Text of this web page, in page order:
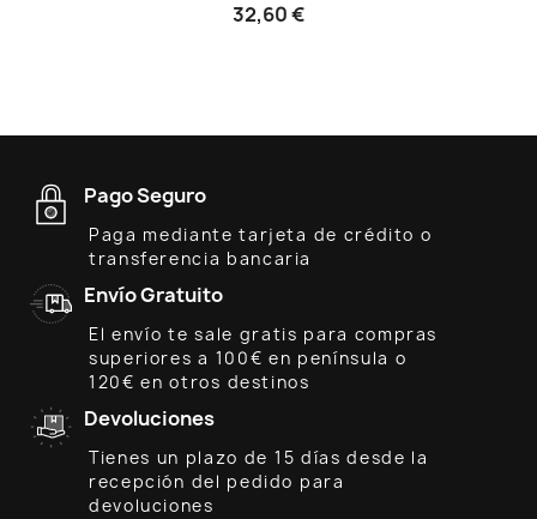
32,60 €
Pago Seguro
Paga mediante tarjeta de crédito o
transferencia bancaria
Envío Gratuito
El envío te sale gratis para compras
superiores a 100€ en península o
120€ en otros destinos
Devoluciones
Tienes un plazo de 15 días desde la
recepción del pedido para
devoluciones